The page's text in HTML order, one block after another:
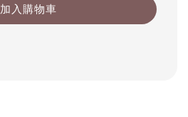
加入購物車